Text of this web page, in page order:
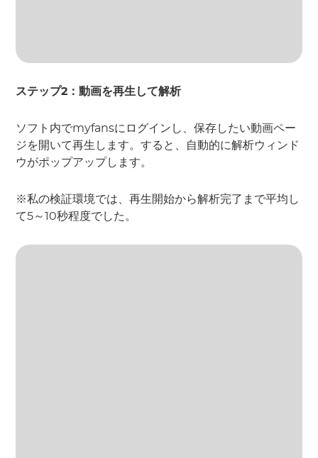
ステップ2：動画を再生して解析
ソフト内でmyfansにログインし、保存したい動画ペー
ジを開いて再生します。すると、自動的に解析ウィンド
ウがポップアップします。
※私の検証環境では、再生開始から解析完了まで平均し
て5～10秒程度でした。